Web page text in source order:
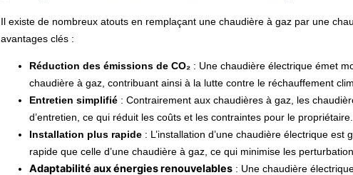
Il existe de nombreux atouts en remplaçant une chaudière à gaz par une
avantages clés :
Réduction des émissions de CO₂: Une chaudière électrique émet
chaudière à gaz, contribuant ainsi à la lutte contre le réchauffement
Entretien simplifié: Contrairement aux chaudières à gaz, les
d’entretien, ce qui réduit les coûts et les contraintes pour le propriétaire.
Installation plus rapide: L’installation d’une chaudière électrique est
rapide que celle d’une chaudière à gaz, ce qui minimise les
Adaptabilité aux énergies renouvelables: Une chaudière